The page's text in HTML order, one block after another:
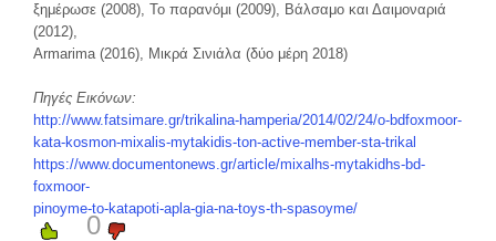
ξημέρωσε (2008), Το παρανόμι (2009), Βάλσαμο και Δαιμοναριά
(2012),
Armarima (2016), Μικρά Σινιάλα (δύο μέρη 2018)
Πηγές Εικόνων:
http://www.fatsimare.gr/trikalina-hamperia/2014/02/24/o-bdfoxmoor-
kata-kosmon-mixalis-mytakidis-ton-active-member-sta-trikal
https://www.documentonews.gr/article/mixalhs-mytakidhs-bd-
foxmoor-
pinoyme-to-katapoti-apla-gia-na-toys-th-spasoyme/
0